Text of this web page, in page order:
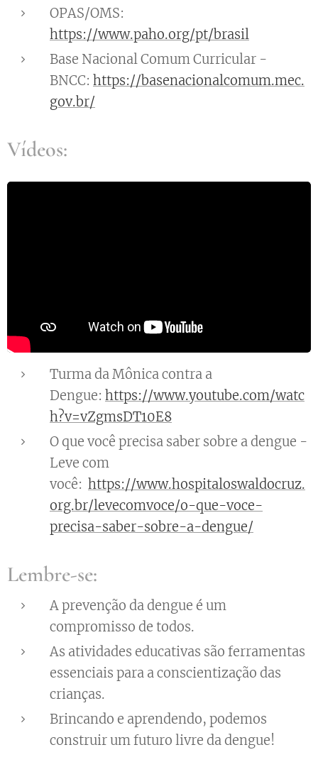
OPAS/OMS:
https://www.paho.org/pt/brasil
Base Nacional Comum Curricular -
BNCC: https://basenacionalcomum.mec.
gov.br/
Vídeos:
Turma da Mônica contra a
Dengue: https://www.youtube.com/watc
h?v=vZgmsDT10E8
O que você precisa saber sobre a dengue -
Leve com
você: https://www.hospitaloswaldocruz.
org.br/levecomvoce/o-que-voce-
precisa-saber-sobre-a-dengue/
Lembre-se:
A prevenção da dengue é um
compromisso de todos.
As atividades educativas são ferramentas
essenciais para a conscientização das
crianças.
Brincando e aprendendo, podemos
construir um futuro livre da dengue!